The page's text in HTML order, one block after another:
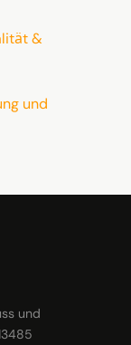
&
und
und